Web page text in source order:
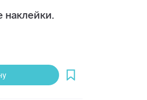
наклейки.